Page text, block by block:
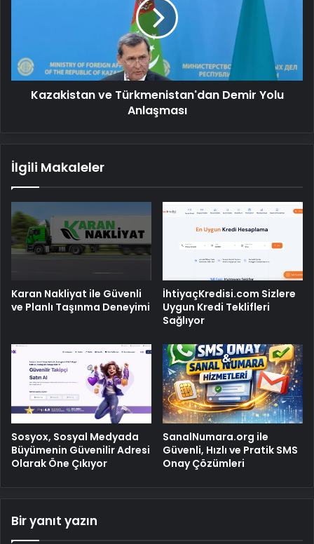
Kazakistan ve Türkmenistan'dan Demir Yolu
Anlaşması
İlgili Makaleler
Karan Nakliyat ile Güvenli
ve Planlı Taşınma Deneyimi
İhtiyaçKredisi.com Sizlere
Uygun Kredi Teklifleri
Sağlıyor
Sosyox, Sosyal Medyada
Büyümenin Güvenilir Adresi
Olarak Öne Çıkıyor
SanalNumara.org ile
Güvenli, Hızlı ve Pratik SMS
Onay Çözümleri
Bir yanıt yazın